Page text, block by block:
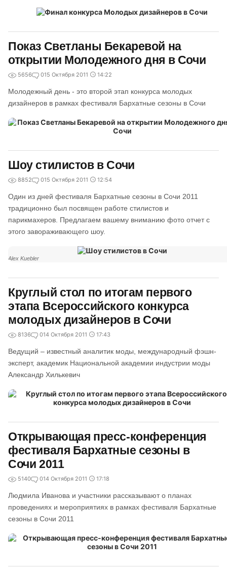
Показ Светланы Бекаревой на
открытии Молодежного дня в Сочи
5656 015 Октября 2011 14:22
Молодежный день - это второй этап конкурса молодых
дизайнеров в рамках фестиваля Бархатные сезоны в Сочи
Шоу стилистов в Сочи
8852 015 Октября 2011 12:54
Один из дней фестиваля Бархатные сезоны в Сочи 2011
традиционно был посвящен работе стилистов и
парикмахеров. Предлагаем вашему вниманию фото отчет с
этого завораживающего шоу.
Alex Kuebler
Круглый стол по итогам первого
этапа Всероссийского конкурса
молодых дизайнеров в Сочи
8136 014 Октября 2011 17:43
Ведущий – известный аналитик моды, международный фэшн-
эксперт, академик Национальной академии индустрии моды
Александр Хилькевич
Открывающая пресс-конференция
фестиваля Бархатные сезоны в
Сочи 2011
5140 014 Октября 2011 17:18
Людмила Иванова и участники рассказывают о планах
проведениях и мероприятиях в рамках фестиваля Бархатные
сезоны в Сочи 2011